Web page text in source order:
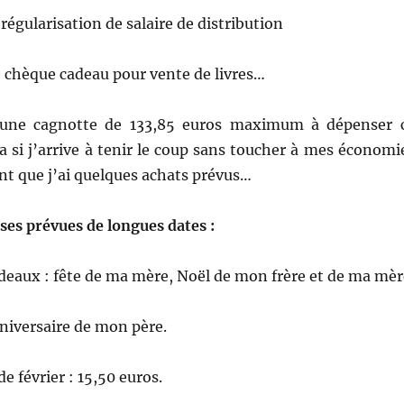
régularisation de salaire de distribution
cadeau pour vente de livres…
cagnotte de 133,85 euros maximum à dépenser
si j’arrive à tenir le coup sans toucher à mes
que j’ai quelques achats prévus…
prévues de longues dates :
: fête de ma mère, Noël de mon frère et de ma
de mon père.
février : 15,50 euros.